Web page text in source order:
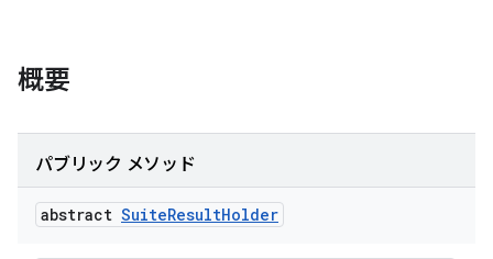
概要
パブリック メソッド
abstract SuiteResultHolder